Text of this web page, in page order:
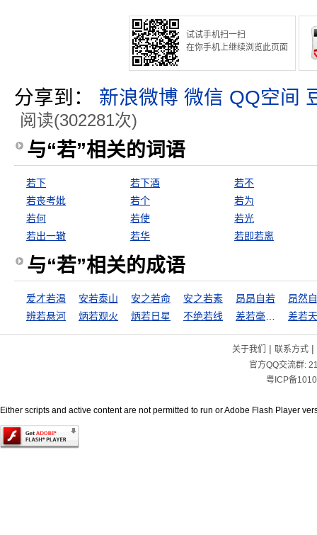
试试手机扫一扫
在你手机上继续浏览此页面
分享到： 新浪微博 微信 QQ空间
阅读(302281次)
与“若”相关的词语
若下 若下酒
若不
若丧考妣
若个
若为
若何
若使
若光
若出一辙
若华 若即若离
与“若”相关的成语
爱才若渴 安若泰山 安之若命 安之若素 昂昂自若
昂然
辨若悬河
炳若观火 炳若日星 不绝若线 差若
关于我们 | 联系方式|
官方QQ交流群:
粤ICP备
Either scripts and active content are not permitted to run or Adobe Flash Player